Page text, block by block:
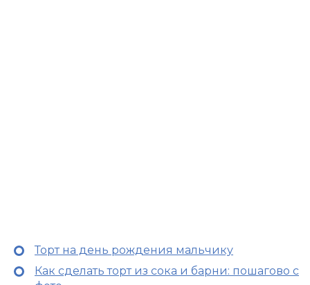
Торт на день рождения мальчику
Как сделать торт из сока и барни: пошагово с